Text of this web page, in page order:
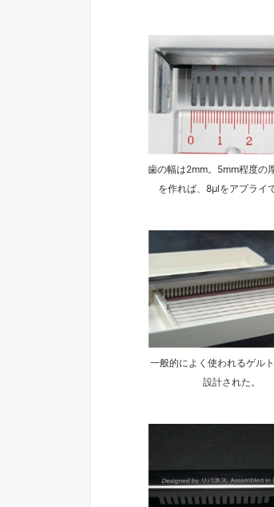
歯の幅は2mm。5mm程度の
を作れば、8μlをアプライ
一般的によく使われるゲル
設計された。